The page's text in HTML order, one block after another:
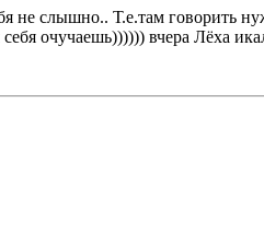
не слышно.. Т.е.там говорить
очучаешь)))))) вчера Лёха